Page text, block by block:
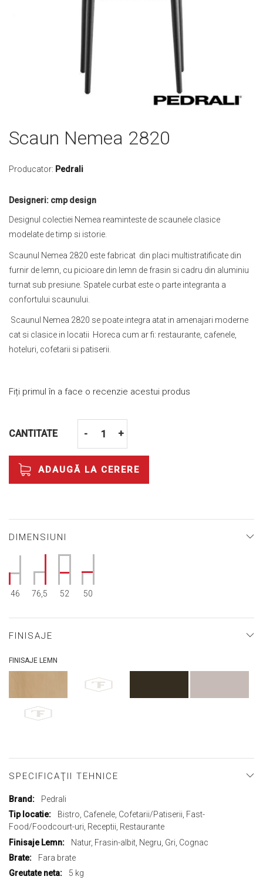
Scaun Nemea 2820
Producator: Pedrali
Designeri: cmp design
Designul colectiei Nemea reaminteste de scaunele clasice
modelate de timp si istorie.
Scaunul Nemea 2820 este fabricat din placi multistratificate din
furnir de lemn, cu picioare din lemn de frasin si cadru din aluminiu
turnat sub presiune. Spatele curbat este o parte integranta a
confortului scaunului.
Scaunul Nemea 2820 se poate integra atat in amenajari moderne
cat si clasice in locatii Horeca cum ar fi: restaurante, cafenele,
hoteluri, cofetarii si patiserii.
Fiți primul în a face o recenzie acestui produs
CANTITATE - +
ADAUGĂ LA CERERE
DIMENSIUNI
46 76,5 52 50
FINISAJE
FINISAJE LEMN
SPECIFICAŢII TEHNICE
Mai
multe
informații
Pedrali
Bistro, Cafenele, Cofetarii/Patiserii, Fast-
Food/Foodcourt-uri, Receptii, Restaurante
Natur, Frasin-albit, Negru, Gri, Cognac
Fara brate
5 kg
Skip
to
beginning
images
gallery